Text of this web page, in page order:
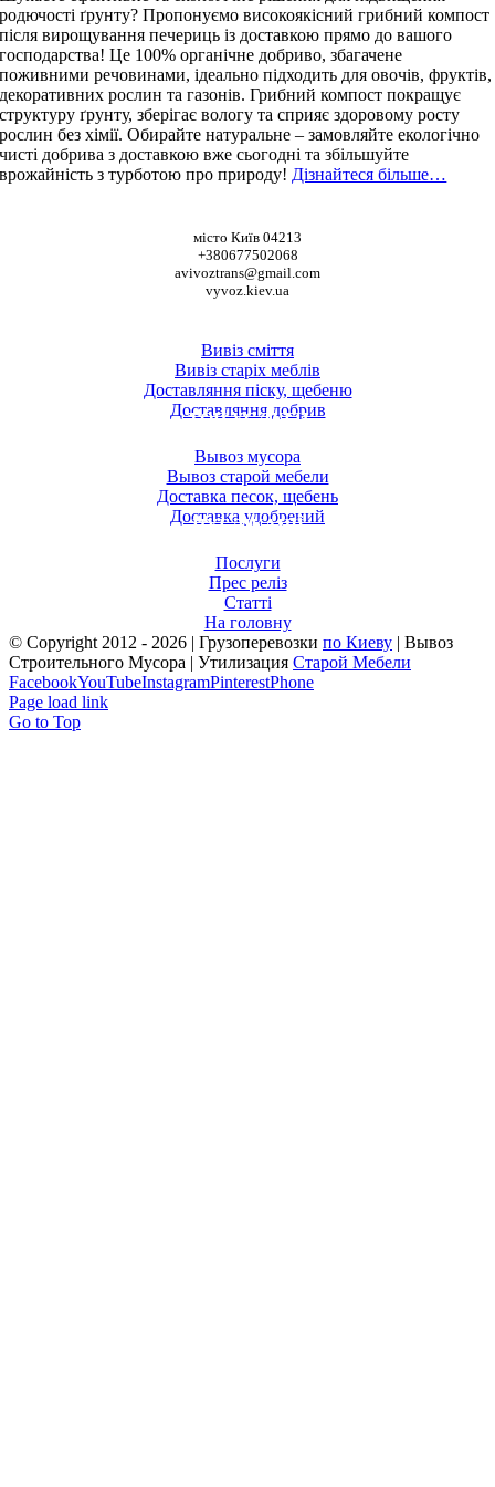
родючості ґрунту? Пропонуємо високоякісний грибний компост
після вирощування печериць із доставкою прямо до вашого
господарства! Це 100% органічне добриво, збагачене
поживними речовинами, ідеально підходить для овочів, фруктів,
декоративних рослин та газонів. Грибний компост покращує
структуру ґрунту, зберігає вологу та сприяє здоровому росту
рослин без хімії. Обирайте натуральне – замовляйте екологічно
чисті добрива з доставкою вже сьогодні та збільшуйте
врожайність з турботою про природу! Дізнайтеся більше…
місто Київ 04213
+380677502068
avivoztrans@gmail.com
vyvoz.kiev.ua
Вивіз сміття
Вивіз старіх меблів
Доставляння піску, щебеню
Доставляння добрив
ТОП УСЛУГИ
Вывоз мусора
Вывоз старой мебели
Доставка песок, щебень
Доставка удобрений
ПУБЛІКАЦІЇ
Послуги
Прес реліз
Статті
На головну
© Copyright 2012 - 2026 | Грузоперевозки по Киеву | Вывоз
Строительного Мусора | Утилизация Старой Мебели
FacebookYouTubeInstagramPinterestPhone
Page load link
Go to Top